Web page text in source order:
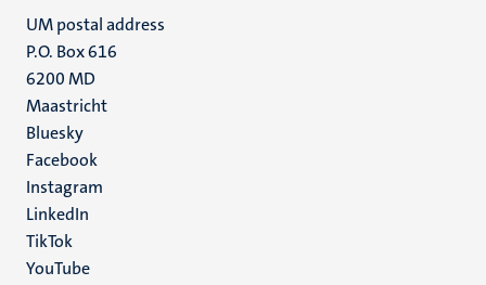
UM postal address
P.O. Box 616
6200 MD
Maastricht
Social
media
Bluesky
Facebook
Instagram
LinkedIn
TikTok
YouTube